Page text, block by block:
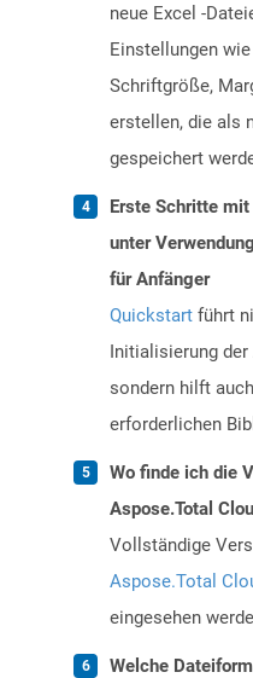
neue Excel -
Einstellungen
Schriftgröße,
erstellen, die als
gespeichert
Erste Schritte mit
unter
für Anfänger
Quickstart führt
Initialisierung
sondern hilft
erforderlichen
Wo finde ich die
Aspose.Total
Vollständige
Aspose.Total
eingesehen
Welche